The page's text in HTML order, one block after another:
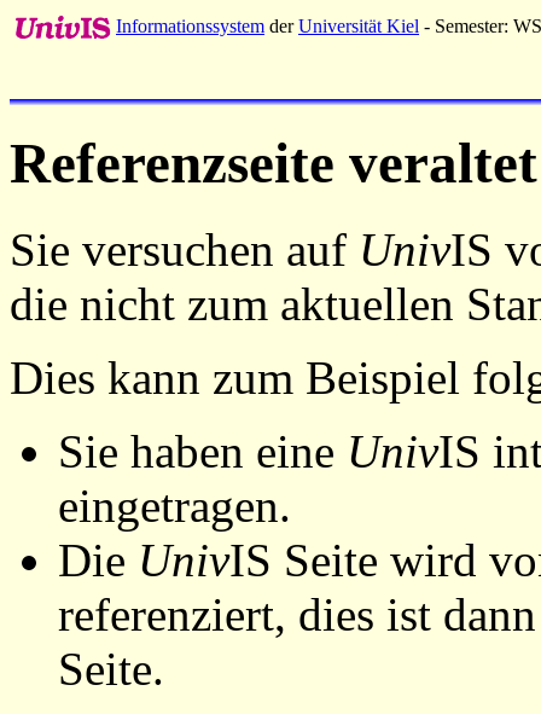
Informationssystem derUniversität Kiel - Semester:
Referenzseite veraltet
Sie versuchen auf UnivIS
die nicht zum aktuellen
Dies kann zum Beispiel
Sie haben eine UnivIS
eingetragen.
Die UnivIS Seite wird
referenziert, dies ist
Seite.